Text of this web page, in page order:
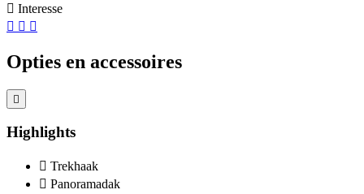
Interesse
Opties en accessoires
Highlights
Trekhaak
Panoramadak